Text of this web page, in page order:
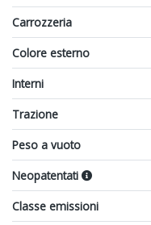
Carrozzeria
Colore esterno
Interni
Trazione
Peso a vuoto
Neopatentati
Classe emissioni